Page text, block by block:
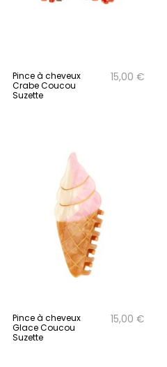
Pince à cheveux
Crabe Coucou
Suzette
15,00 €
Pince à cheveux
Glace Coucou
Suzette
15,00 €